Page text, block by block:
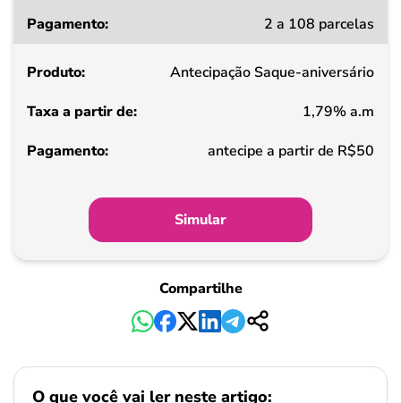
a
de
Pagamento
2 a 108 parcelas
Antecipação Saque-aniversário
1,79% a.m
antecipe a partir de R$50
Simular
Compartilhe
O que você vai ler neste artigo: